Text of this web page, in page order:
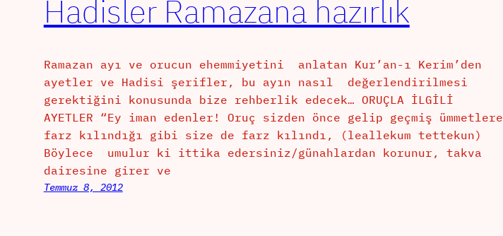
Hadisler Ramazana hazırlık
Ramazan ayı ve orucun ehemmiyetini anlatan Kur’an-ı Kerim’den
ayetler ve Hadisi şerifler, bu ayın nasıl değerlendirilmesi
gerektiğini konusunda bize rehberlik edecek… ORUÇLA İLGİLİ
AYETLER “Ey iman edenler! Oruç sizden önce gelip geçmiş ümmetlere
farz kılındığı gibi size de farz kılındı, (leallekum tettekun)
Böylece umulur ki ittika edersiniz/günahlardan korunur, takva
dairesine girer ve
Temmuz 8, 2012